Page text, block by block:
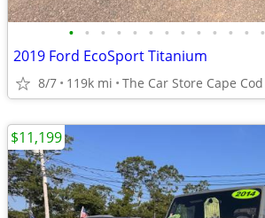
• • • • • • • • • • • • •
2019 Ford EcoSport Titanium
8/7 119k mi The Car Store Cape Cod
$11,199